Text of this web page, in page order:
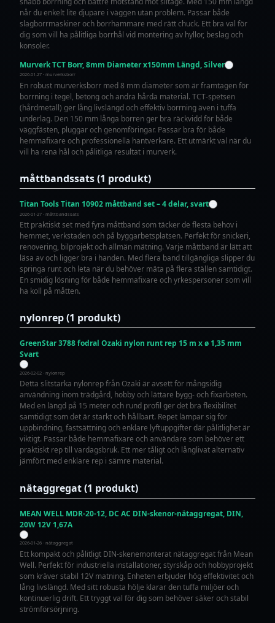
når du enkelt lite djupare i väggen utan problem. Passar både
slagborrmaskiner och borrhammare med rätt chuck. Ett bra val för
dig som vill ha pålitliga borrhål vid montering av hyllor, beslag och
konsoler.
Murverk TCT Borr, 8mm Diameter x150mm Längd, Silver
2026-01-27 · murverksborr
En robust murverksborr med 8 mm diameter som är framtagen för
borrning i tegel, betong och andra hårda material. TCT-spetsen
(hårdmetall) ger lång livslängd och effektiv borrning även i tuffa
underlag. Den 150 mm långa borren ger bra räckvidd för både
väggfästen, pluggar och genomföringar. Passar bra för både
hemmafixare och professionella hantverkare. Ett utmärkt val när du
vill ha rena hål och pålitliga resultat i murverk.
måttbandssats (1 produkt)
Titan Tools Titan 10902 måttband set – 4 delar, svart
2026-01-27 · måttbandssats
Ett praktiskt set med fyra måttband som täcker de flesta behov i
hemmet, verkstaden och på byggarbetsplatsen. Perfekt för snickeri,
renovering, bilprojekt och allmän mätning. Varje måttband är lätt att
läsa av och ligger bra i handen. Med flera band tillgängliga slipper du
springa runt och leta när du behöver mäta på flera ställen samtidigt.
En smidig lösning för både hemmafixare och yrkespersoner som vill
ha koll på måtten.
nylonrep (1 produkt)
GreenStar 3788 fodral Ozaki nylon runt rep 15 m x ø 1,35 mm
Svart
2026-02-02 · nylonrep
Detta slitstarka nylonrep från Ozaki är avsett för mångsidig
användning inom trädgård, hobby och lättare bygg- och fixarbeten.
Med en längd på 15 meter och rund profil ger det bra flexibilitet
samtidigt som det är starkt och hållbart. Repet lämpar sig för
uppbindning, fastsättning och enklare lyftuppgifter där pålitlighet är
viktigt. Passar både hemmafixare och användare som behöver ett
praktiskt rep till vardagsbruk. Ett mer tåligt och långlivat alternativ
jämfört med enklare rep i sämre material.
nätaggregat (1 produkt)
MEAN WELL MDR-20-12, DC AC DIN-skenor-nätaggregat, DIN,
20W 12V 1,67A
2026-01-26 · nätaggregat
Ett kompakt och pålitligt DIN-skenemonterat nätaggregat från Mean
Well. Perfekt för industriella installationer, styrskåp och hobbyprojekt
som kräver stabil 12V matning. Enheten erbjuder hög effektivitet och
lång livslängd. Med sitt robusta hölje klarar den tuffa miljöer och
kontinuerlig drift. Ett tryggt val för dig som behöver säker och stabil
strömförsörjning.